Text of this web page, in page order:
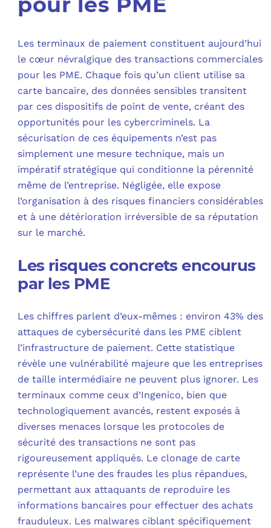
Les terminaux de paiement constituent aujourd’hui
le cœur névralgique des transactions commerciales
pour les PME. Chaque fois qu’un client utilise sa
carte bancaire, des données sensibles transitent
par ces dispositifs de point de vente, créant des
opportunités pour les cybercriminels. La
sécurisation de ces équipements n’est pas
simplement une mesure technique, mais un
impératif stratégique qui conditionne la pérennité
même de l’entreprise. Négligée, elle expose
l’organisation à des risques financiers considérables
et à une détérioration irréversible de sa réputation
sur le marché.
Les risques concrets encourus
par les PME
Les chiffres parlent d’eux-mêmes : environ 43% des
attaques de cybersécurité dans les PME ciblent
l’infrastructure de paiement. Cette statistique
révèle une vulnérabilité majeure que les entreprises
de taille intermédiaire ne peuvent plus ignorer. Les
terminaux comme ceux d’Ingenico, bien que
technologiquement avancés, restent exposés à
diverses menaces lorsque les protocoles de
sécurité des transactions ne sont pas
rigoureusement appliqués. Le clonage de carte
représente l’une des fraudes les plus répandues,
permettant aux attaquants de reproduire les
informations bancaires pour effectuer des achats
frauduleux. Les malwares ciblant spécifiquement